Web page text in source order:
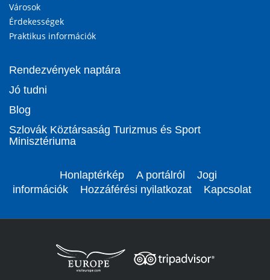
Városok
Érdekességek
Praktikus információk
Rendezvények naptára
Jó tudni
Blog
Szlovák Köztársaság Turizmus és Sport
Minisztériuma
Honlaptérkép A portálról
Jogi
információk
Hozzáférési nyilatkozat Kapcsolat